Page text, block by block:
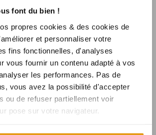
font du bien !
propres cookies & des cookies de
et personnaliser votre
fins fonctionnelles, d'analyses
vous fournir un contenu adapté à vos
les performances. Pas de
vous avez la possibilité d'accepter
ou de refuser partiellement voir
pose sur votre navigateur.